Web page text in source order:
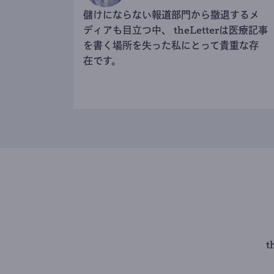
儲けにならない報道部門から撤退するメ
ディアも目立つ中、 theLetterは医療記事
を書く場所を失った私にとって貴重な存
在です。